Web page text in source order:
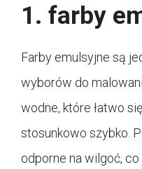
1. farby
Farby emulsyjne są
wyborów do
wodne, które łatwo
stosunkowo szybko.
odporne na wilgoć,